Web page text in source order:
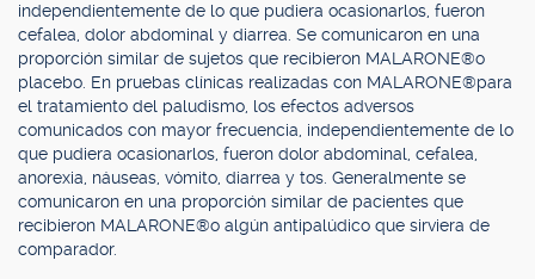
independientemente de lo que pudiera ocasionarlos, fueron
cefalea, dolor abdominal y diarrea. Se comunicaron en una
proporción similar de sujetos que recibieron MALARONE®o
placebo. En pruebas clínicas realizadas con MALARONE®para
el tratamiento del paludismo, los efectos adversos
comunicados con mayor frecuencia, independientemente de lo
que pudiera ocasionarlos, fueron dolor abdominal, cefalea,
anorexia, náuseas, vómito, diarrea y tos. Generalmente se
comunicaron en una proporción similar de pacientes que
recibieron MALARONE®o algún antipalúdico que sirviera de
comparador.